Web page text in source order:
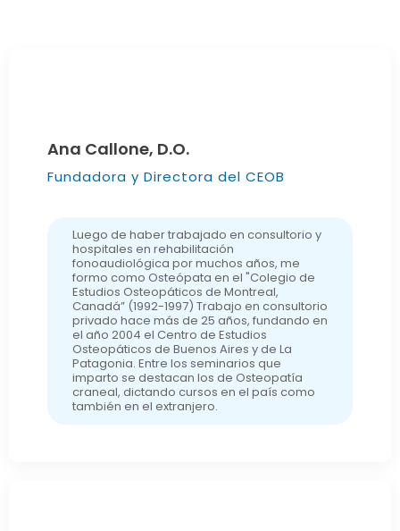
Ana Callone, D.O.
Fundadora y Directora del CEOB
Luego de haber trabajado en consultorio y
hospitales en rehabilitación
fonoaudiológica por muchos años, me
formo como Osteópata en el "Colegio de
Estudios Osteopáticos de Montreal,
Canadá” (1992-1997) Trabajo en consultorio
privado hace más de 25 años, fundando en
el año 2004 el Centro de Estudios
Osteopáticos de Buenos Aires y de La
Patagonia. Entre los seminarios que
imparto se destacan los de Osteopatía
craneal, dictando cursos en el país como
también en el extranjero.